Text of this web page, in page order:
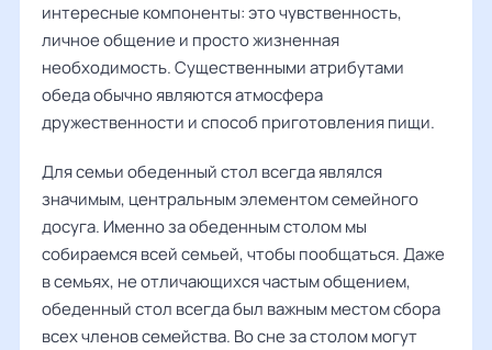
интересные компоненты: это чувственность,
личное общение и просто жизненная
необходимость. Существенными атрибутами
обеда обычно являются атмосфера
дружественности и способ приготовления пищи.
Для семьи обеденный стол всегда являлся
значимым, центральным элементом семейного
досуга. Именно за обеденным столом мы
собираемся всей семьей, чтобы пообщаться. Даже
в семьях, не отличающихся частым общением,
обеденный стол всегда был важным местом сбора
всех членов семейства. Во сне за столом могут